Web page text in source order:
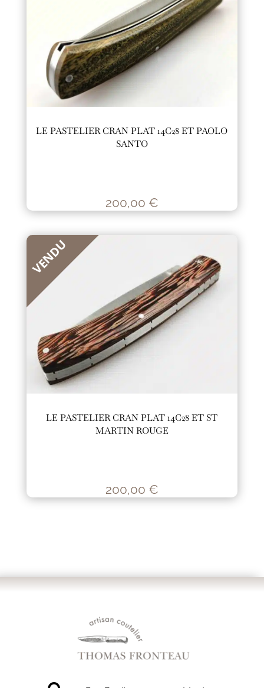
LE PASTELIER CRAN PLAT 14C28 ET PAOLO
SANTO
200,00 €
VENDU
LE PASTELIER CRAN PLAT 14C28 ET ST
MARTIN ROUGE
200,00 €